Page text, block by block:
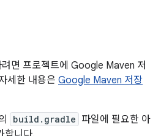
면 프로젝트에 Google Maven 저
세한 내용은 Google Maven 저장
build.gradle 파일에 필요한 아